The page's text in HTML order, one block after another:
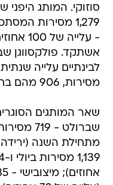
סוזוקי. המותג היפני
-
אשתקד. פולקסווגן
מסירות, 906 מהם בחודש האחרון.
שאר המותגים